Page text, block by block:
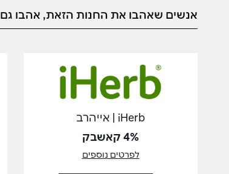
אנשים שאהבו את החנות הזאת, אהבו גם
iHerb | אייהרב
4% קאשבק
לפרטים נוספים